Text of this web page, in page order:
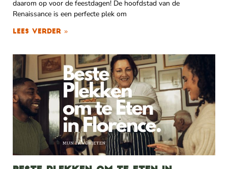
daarom op voor de feestdagen! De hoofdstad van de
Renaissance is een perfecte plek om
Lees verder »